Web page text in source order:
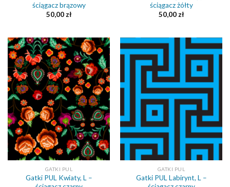
ściągacz brązowy
50,00 zł
ściągacz żółty
50,00 zł
GATKI PUL
Gatki PUL Kwiaty, L –
GATKI PUL
Gatki PUL Labirynt, L –